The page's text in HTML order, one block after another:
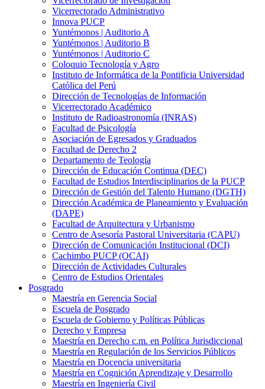
Vicerrectorado Administrativo
Innova PUCP
Yuntémonos | Auditorio A
Yuntémonos | Auditorio B
Yuntémonos | Auditorio C
Coloquio Tecnología y Agro
Instituto de Informática de la Pontificia Universidad
Católica del Perú
Dirección de Tecnologías de Información
Vicerrectorado Académico
Instituto de Radioastronomía (INRAS)
Facultad de Psicología
Asociación de Egresados y Graduados
Facultad de Derecho 2
Departamento de Teología
Dirección de Educación Continua (DEC)
Facultad de Estudios Interdisciplinarios de la PUCP
Dirección de Gestión del Talento Humano (DGTH)
Dirección Académica de Planeamiento y Evaluación
(DAPE)
Facultad de Arquitectura y Urbanismo
Centro de Asesoría Pastoral Universitaria (CAPU)
Dirección de Comunicación Institucional (DCI)
Cachimbo PUCP (OCAI)
Dirección de Actividades Culturales
Centro de Estudios Orientales
Posgrado
Maestría en Gerencia Social
Escuela de Posgrado
Escuela de Gobierno y Políticas Públicas
Derecho y Empresa
Maestría en Derecho c.m. en Política Jurisdiccional
Maestría en Regulación de los Servicios Públicos
Maestría en Docencia universitaria
Maestría en Cognición Aprendizaje y Desarrollo
Maestría en Ingeniería Civil